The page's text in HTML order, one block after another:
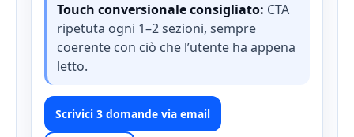
Touch conversionale consigliato: CTA
ripetuta ogni 1–2 sezioni, sempre
coerente con ciò che l’utente ha appena
letto.
Scrivici 3 domande via email